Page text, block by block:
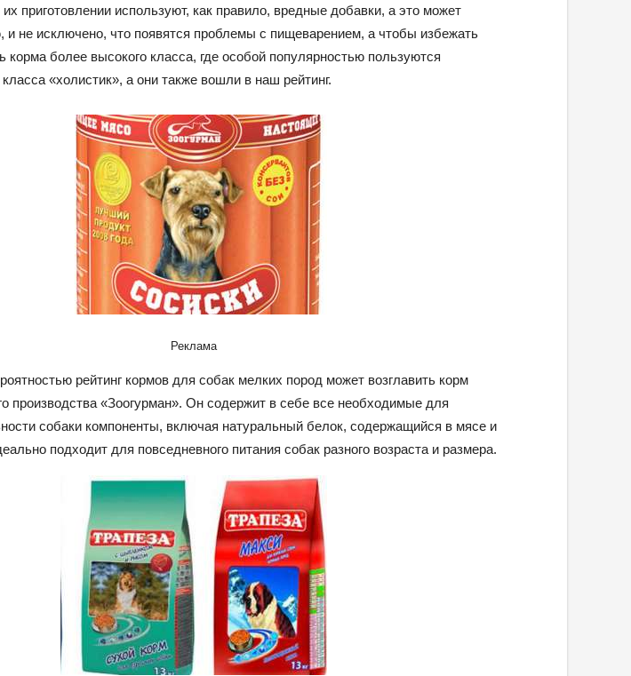
приготовлении используют, как правило, вредные добавки, а это может
и не исключено, что появятся проблемы с пищеварением, а чтобы избежать
корма более высокого класса, где особой популярностью пользуются
«холистик», а они также вошли в наш рейтинг.
Реклама
рейтинг кормов для собак мелких пород может возглавить корм
производства «Зоогурман». Он содержит в себе все необходимые для
собаки компоненты, включая натуральный белок, содержащийся в мясе и
подходит для повседневного питания собак разного возраста и размера.